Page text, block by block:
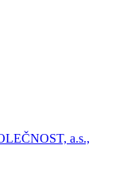
a.s.,